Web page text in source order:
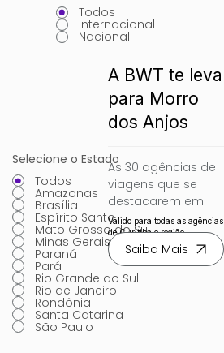
Todos
Internacional
Nacional
Selecione o Estado
Todos
Amazonas
Brasília
Espírito Santo
Mato Grosso do Sul
Minas Gerais
Paraná
Pará
Rio Grande do Sul
Rio de Janeiro
Rondônia
Santa Catarina
São Paulo
A BWT te leva
para Morro
dos Anjos
As 30 agências de
viagens que se
destacarem em
vendas de pacotes
BWT, vendas para o
Morro dos Anjos
pontuam em
dobro, serão
um famtour
Válido para todas as agências
de Curitiba e região
cadastradas na BWT
Operadora
Saiba Mais